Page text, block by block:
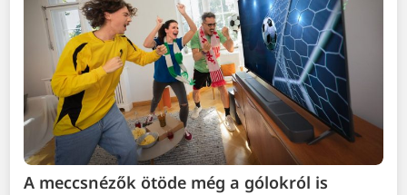
A meccsnézők ötöde még a gólokról is